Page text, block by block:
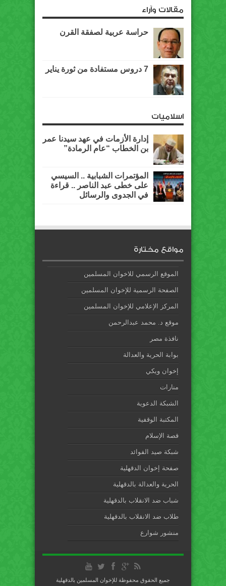
مقالات وآراء
حراسة عربية لصفقة القرن
7 دروس مستفادة من ثورة يناير
اسلاميات
إدارة الأزمات في عهد سيدنا عمر
بن الخطاب “عام الرمادة”
المؤتمرات الشبابية .. السيسي
على خطى عبد الناصر .. قراءة
في الجدوى والرسائل
مواقع مختارة
الموقع الرسمي للاخوان المسلمين
الصفحة الرسمية للإخوان المسلمين
المركز الإعلامي للإخوان المسلمين
موقع د. محمد عبدالرحمن
نافذة مصر
بوابة الحرية والعدالة
إخوان ويكي
منارات
الشبكة الدعوية
المكتبة الوقفية
قصة الإسلام
شبكة صيد الفوائد
صفحة إخوان الدقهلية
الحرية والعدالة بالدقهلية
شباب ضد الانقلاب بالدقهلية
طلاب ضد الانقلاب بالدقهلية
منشور شوارع
جميع الحقوق محفوظة للإخوان المسلمين بالدقهلية